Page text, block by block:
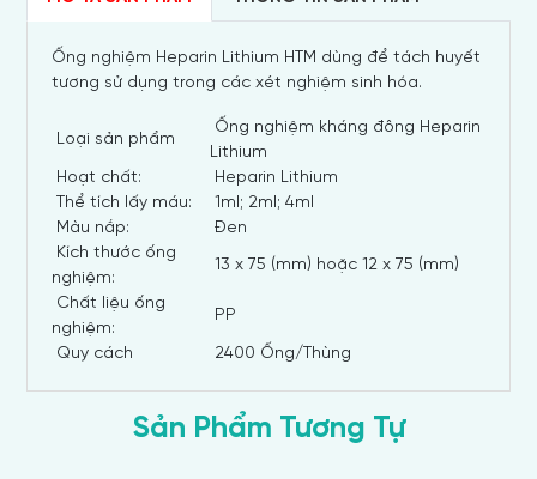
Ống nghiệm Heparin Lithium HTM dùng để tách huyết
tương sử dụng trong các xét nghiệm sinh hóa.
Loại sản phẩm
Ống nghiệm kháng đông Heparin
Lithium
Hoạt chất:
Heparin Lithium
Thể tích lấy máu:
1ml; 2ml; 4ml
Màu nắp:
Đen
Kích thước ống
nghiệm:
13 x 75 (mm) hoặc 12 x 75 (mm)
Chất liệu ống
nghiệm:
PP
Quy cách 2400 Ống/Thùng
Sản Phẩm Tương Tự